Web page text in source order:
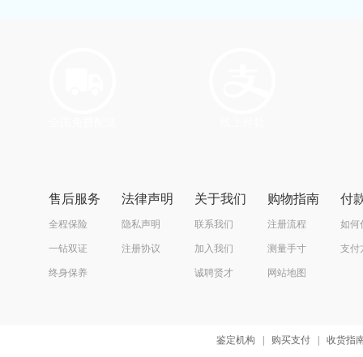
售后服务
全程保险
一钻双证
终身保养
法律声明
隐私声明
注册协议
关于我们
联系我们
加入我们
诚聘贤才
购物指南
注册流程
测量手寸
网站地图
付
如何
支付
鉴定机构 购买支付 收货指